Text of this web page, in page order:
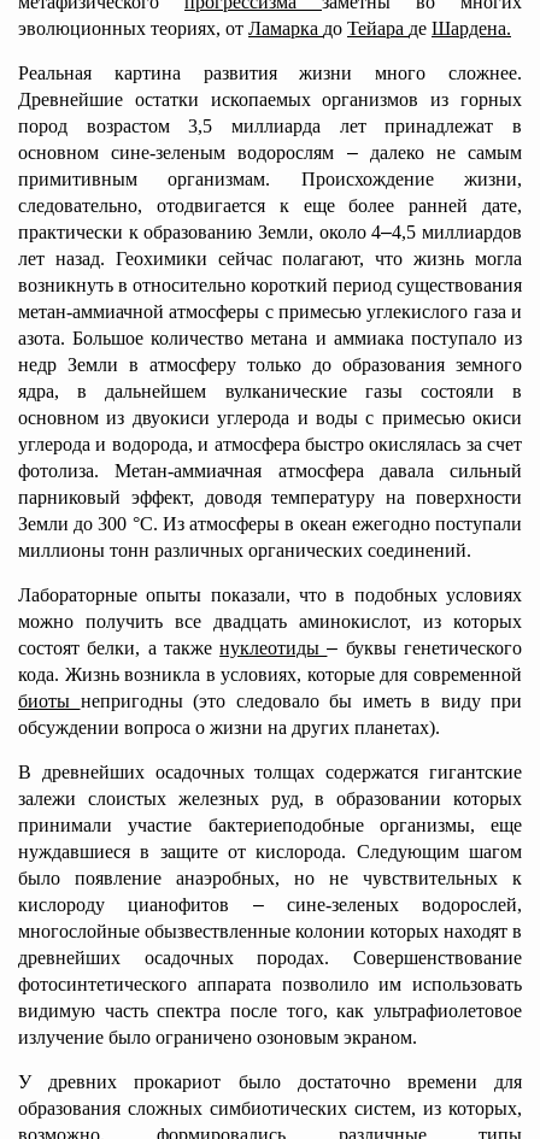
эволюционных теориях, от Ламарка до Тейара де Шардена.
Реальная картина развития жизни много сложнее.
Древнейшие остатки ископаемых организмов из горных
пород возрастом 3,5 миллиарда лет принадлежат в
основном сине-зеленым водорослям –далеко не самым
примитивным организмам. Происхождение жизни,
следовательно, отодвигается к еще более ранней дате,
практически к образованию Земли, около 4–4,5 миллиардов
лет назад. Геохимики сейчас полагают, что жизнь могла
возникнуть в относительно короткий период существования
метан-аммиачной атмосферы с примесью углекислого газа и
азота. Большое количество метана и аммиака поступало из
недр Земли в атмосферу только до образования земного
ядра, в дальнейшем вулканические газы состояли в
основном из двуокиси углерода и воды с примесью окиси
углерода и водорода, и атмосфера быстро окислялась за счет
фотолиза. Метан-аммиачная атмосфера давала сильный
парниковый эффект, доводя температуру на поверхности
Земли до 300 °С. Из атмосферы в океан ежегодно поступали
миллионы тонн различных органических соединений.
Лабораторные опыты показали, что в подобных условиях
можно получить все двадцать аминокислот, из которых
состоят белки, а такженуклеотиды– буквы генетического
кода. Жизнь возникла в условиях, которые для современной
биоты непригодны (это следовало бы иметь в виду при
обсуждении вопроса о жизни на других планетах).
В древнейших осадочных толщах содержатся гигантские
залежи слоистых железных руд, в образовании которых
принимали участие бактериеподобные организмы, еще
нуждавшиеся в защите от кислорода. Следующим шагом
было появление анаэробных, но не чувствительных к
кислороду цианофитов –сине-зеленых водорослей,
многослойные обызвествленные колонии которых находят в
древнейших осадочных породах. Совершенствование
фотосинтетического аппарата позволило им использовать
видимую часть спектра после того, как ультрафиолетовое
излучение было ограничено озоновым экраном.
У древних прокариот было достаточно времени для
образования сложных симбиотических систем, из которых,